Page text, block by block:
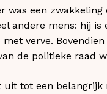
was een
andere mens: hij
met verve.
de politieke raad
uit tot een belangrijk